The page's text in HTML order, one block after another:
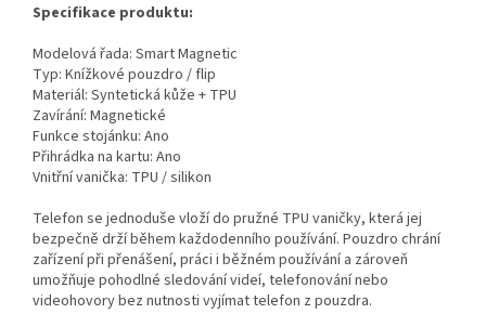
Specifikace produktu:
Modelová řada: Smart Magnetic
Typ: Knížkové pouzdro / flip
Materiál: Syntetická kůže + TPU
Zavírání: Magnetické
Funkce stojánku: Ano
Přihrádka na kartu: Ano
Vnitřní vanička: TPU / silikon
Telefon se jednoduše vloží do pružné TPU vaničky, která jej
bezpečně drží během každodenního používání. Pouzdro chrání
zařízení při přenášení, práci i běžném používání a zároveň
umožňuje pohodlné sledování videí, telefonování nebo
videohovory bez nutnosti vyjímat telefon z pouzdra.